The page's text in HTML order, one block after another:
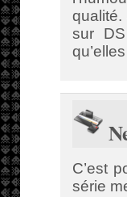
qualité.
sur
C’est
série